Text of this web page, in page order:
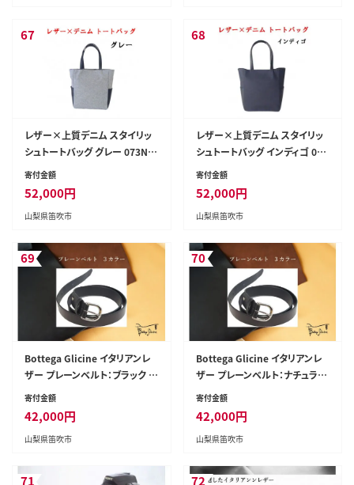
67
レザー×上質デニム スタイリッ
シュトートバッグ グレー 073N-0
07-GRAY
寄付金額
52,000円
山梨県笛吹市
68
レザー×上質デニム スタイリッ
シュトートバッグ インディゴ 073
N-007-INDIGO
寄付金額
52,000円
山梨県笛吹市
69
Bottega Glicine イタリアンレ
ザー プレーンベルト：ブラック 1
72-004-black
寄付金額
42,000円
山梨県笛吹市
70
Bottega Glicine イタリアンレ
ザー プレーンベルト：ナチュラル
172-004-natural
寄付金額
42,000円
山梨県笛吹市
71 72